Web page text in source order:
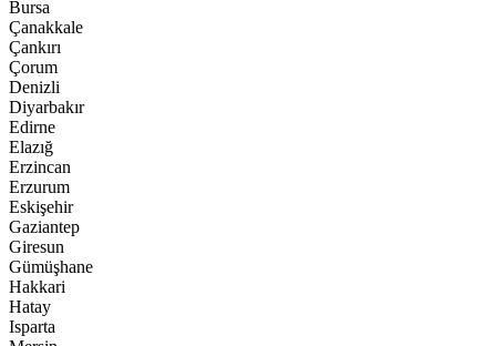
Bursa
Çanakkale
Çankırı
Çorum
Denizli
Diyarbakır
Edirne
Elazığ
Erzincan
Erzurum
Eskişehir
Gaziantep
Giresun
Gümüşhane
Hakkari
Hatay
Isparta